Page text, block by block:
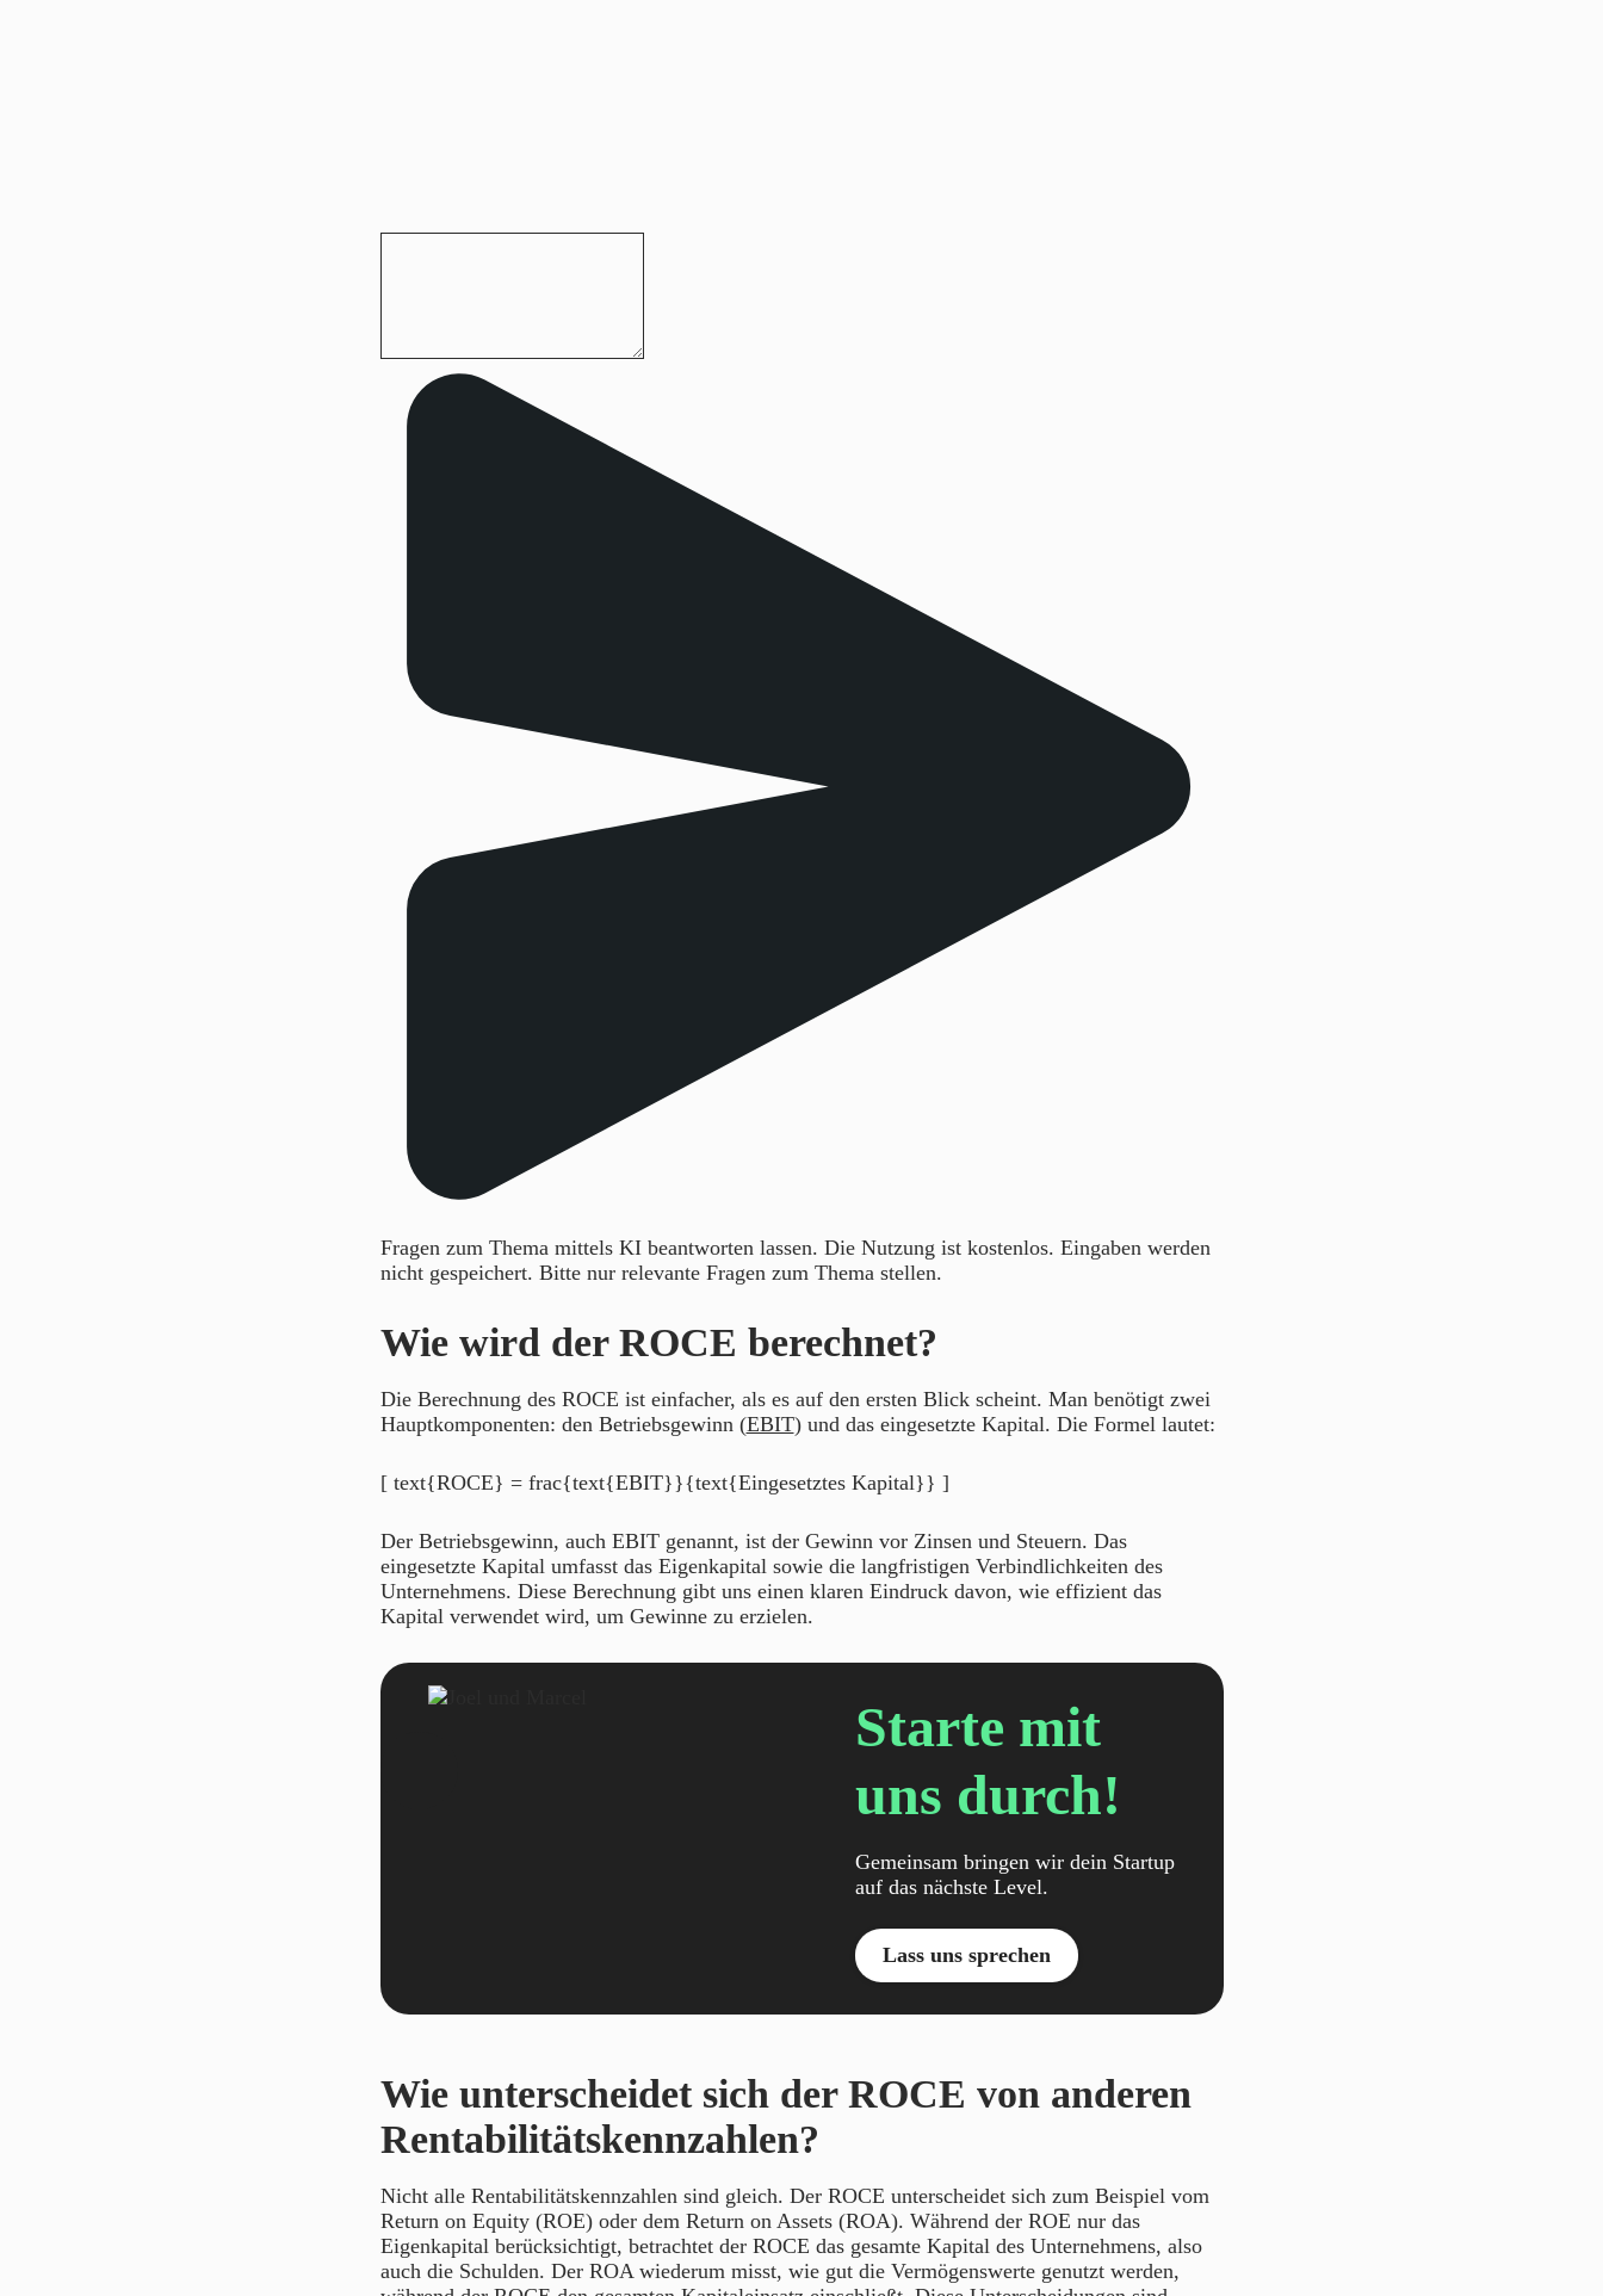
Fragen zum Thema mittels KI beantworten lassen. Die Nutzung ist kostenlos. Eingaben werden
nicht gespeichert. Bitte nur relevante Fragen zum Thema stellen.
Wie wird der ROCE berechnet?
Die Berechnung des ROCE ist einfacher, als es auf den ersten Blick scheint. Man benötigt zwei
Hauptkomponenten: den Betriebsgewinn (EBIT) und das eingesetzte Kapital. Die Formel lautet:
[ text{ROCE} = frac{text{EBIT}}{text{Eingesetztes Kapital}} ]
Der Betriebsgewinn, auch EBIT genannt, ist der Gewinn vor Zinsen und Steuern. Das
eingesetzte Kapital umfasst das Eigenkapital sowie die langfristigen Verbindlichkeiten des
Unternehmens. Diese Berechnung gibt uns einen klaren Eindruck davon, wie effizient das
Kapital verwendet wird, um Gewinne zu erzielen.
Starte mit
uns durch!
Gemeinsam bringen wir dein Startup
auf das nächste Level.
Lass uns sprechen
Wie unterscheidet sich der ROCE von anderen
Rentabilitätskennzahlen?
Nicht alle Rentabilitätskennzahlen sind gleich. Der ROCE unterscheidet sich zum Beispiel vom
Return on Equity (ROE) oder dem Return on Assets (ROA). Während der ROE nur das
Eigenkapital berücksichtigt, betrachtet der ROCE das gesamte Kapital des Unternehmens, also
auch die Schulden. Der ROA wiederum misst, wie gut die Vermögenswerte genutzt werden,